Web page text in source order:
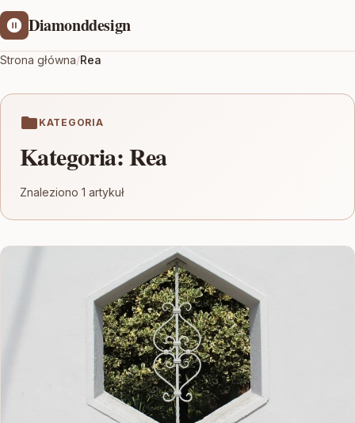
Diamonddesign
Strona główna/Rea
KATEGORIA
Kategoria:Rea
Znaleziono 1 artykuł